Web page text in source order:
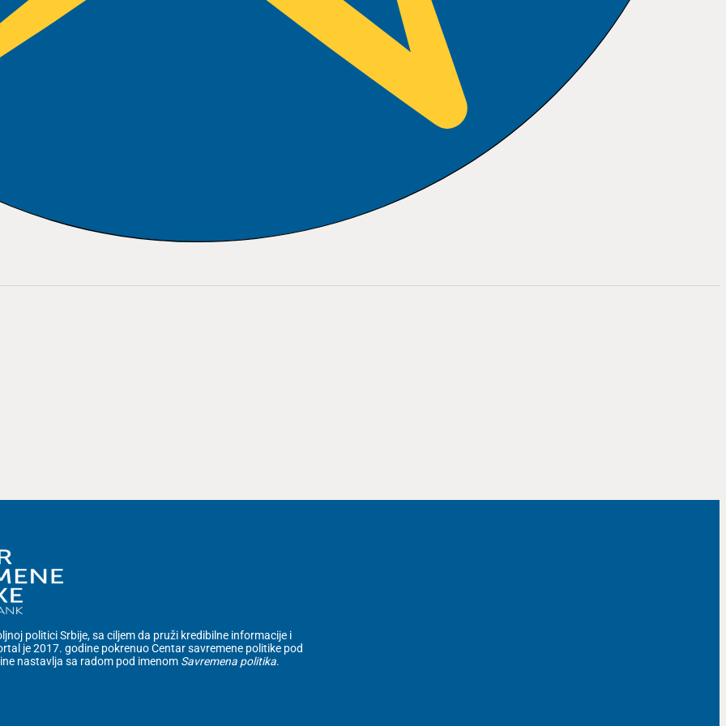
politici Srbije, sa ciljem da pruži kredibilne informacije i
je 2017. godine pokrenuo Centar savremene politike pod
nastavlja sa radom pod imenom Savremena politika.